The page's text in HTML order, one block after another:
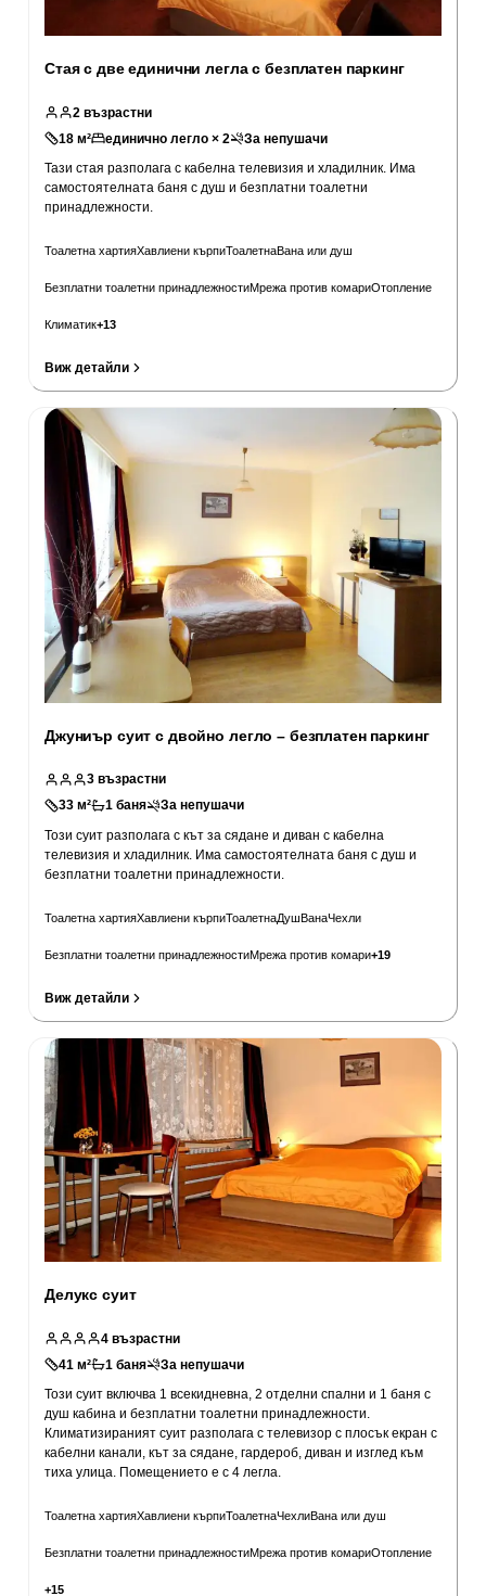
Стая с две единични легла с безплатен паркинг
2 възрастни
18 м² единично легло × 2 За непушачи
Тази стая разполага с кабелна телевизия и хладилник. Има
самостоятелната баня с душ и безплатни тоалетни
принадлежности.
Тоалетна хартияХавлиени кърпиТоалетнаВана или душ
Безплатни тоалетни принадлежностиМрежа против комариОтопление
Климатик+13
Виж детайли
Джуниър суит с двойно легло – безплатен паркинг
3 възрастни
33 м² 1 баня За непушачи
Този суит разполага с кът за сядане и диван с кабелна
телевизия и хладилник. Има самостоятелната баня с душ и
безплатни тоалетни принадлежности.
Тоалетна хартияХавлиени кърпиТоалетнаДушВанаЧехли
Безплатни тоалетни принадлежностиМрежа против комари+19
Виж детайли
Делукс суит
4 възрастни
41 м² 1 баня За непушачи
Този суит включва 1 всекидневна, 2 отделни спални и 1 баня с
душ кабина и безплатни тоалетни принадлежности.
Климатизираният суит разполага с телевизор с плосък екран с
кабелни канали, кът за сядане, гардероб, диван и изглед към
тиха улица. Помещението е с 4 легла.
Тоалетна хартияХавлиени кърпиТоалетнаЧехлиВана или душ
Безплатни тоалетни принадлежностиМрежа против комариОтопление
+15